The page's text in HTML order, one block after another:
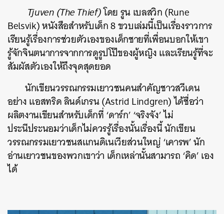
Tjuven (The Thief)โดย รูน เบลสวิก (Rune
Belsvik) หนังสือสำหรับเด็ก 8 ขวบเล่มนี้เป็นเรื่องราวการ
เรียนรู้เรื่องการช่วยตัวเองของเด็กชายที่เพื่อนบอกให้เขา
รู้จักจินตนาการจากการดูรูปโป๊ของผู้หญิง และเรียนรู้ที่จะ
สัมผัสตัวเองให้ถึงจุดสุดยอด
นักเขียนวรรณกรรมเยาวชนคนสำคัญชาวสวีเดน
อย่าง แอสทริด ลินด์เกรน (Astrid Lindgren) ได้ชื่อว่า
ผลิตงานเขียนสำหรับเด็กที่ ‘ดาร์ก’ ‘จริงจัง’ ไม่
ประนีประนอมว่าเด็กไม่ควรรู้เรื่องนั้นเรื่องนี้ นักเขียน
วรรณกรรมเยาวชนสแกนดิเนเวียส่วนใหญ่ ‘เคารพ’ นัก
อ่านเยาวชนของพวกเขาว่า เด็กเหล่านั้นสามารถ ‘คิด’ เอง
ได้